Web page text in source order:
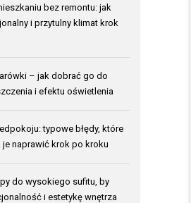
bez remontu: jak
i przytulny klimat krok
– jak dobrać go do
i efektu oświetlenia
typowe błędy, które
naprawić krok po kroku
do wysokiego sufitu, by
i estetykę wnętrza